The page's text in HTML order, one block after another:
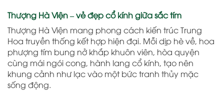
Thượng Hà Viện – vẻ đẹp cổ kính giữa sắc tím
Thượng Hà Viện mang phong cách kiến trúc Trung
Hoa truyền thống kết hợp hiện đại. Mỗi dịp hè về, hoa
phượng tím bung nở khắp khuôn viên, hòa quyện
cùng mái ngói cong, hành lang cổ kính, tạo nên
khung cảnh như lạc vào một bức tranh thủy mặc
sống động.